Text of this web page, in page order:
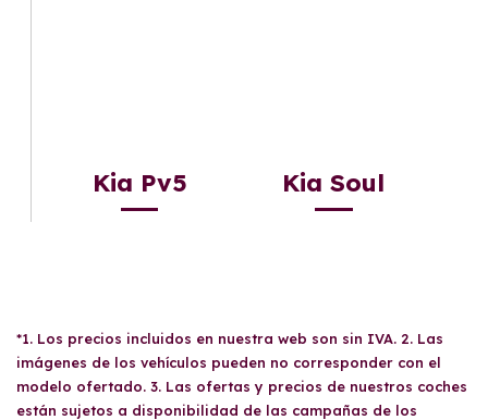
Kia Pv5 Kia Soul
*1. Los precios incluidos en nuestra web son sin IVA. 2. Las
imágenes de los vehículos pueden no corresponder con el
modelo ofertado. 3. Las ofertas y precios de nuestros coches
están sujetos a disponibilidad de las campañas de los